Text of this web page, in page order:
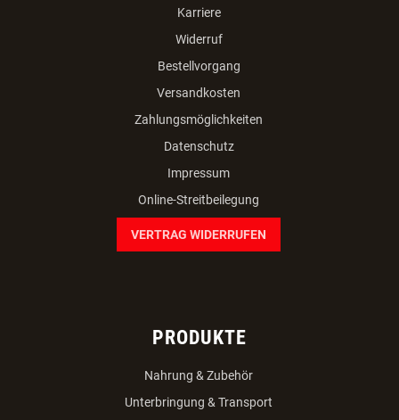
Karriere
Widerruf
Bestellvorgang
Versandkosten
Zahlungsmöglichkeiten
Datenschutz
Impressum
Online-Streitbeilegung
VERTRAG WIDERRUFEN
PRODUKTE
Nahrung & Zubehör
Unterbringung & Transport